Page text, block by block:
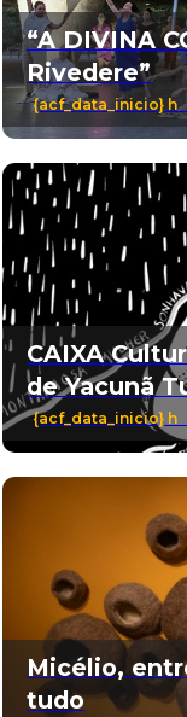
“A DIVINA
Rivedere”
{acf_data_inicio}
CAIXA
de Yacunã
{acf_data_inicio}
Micélio,
tudo